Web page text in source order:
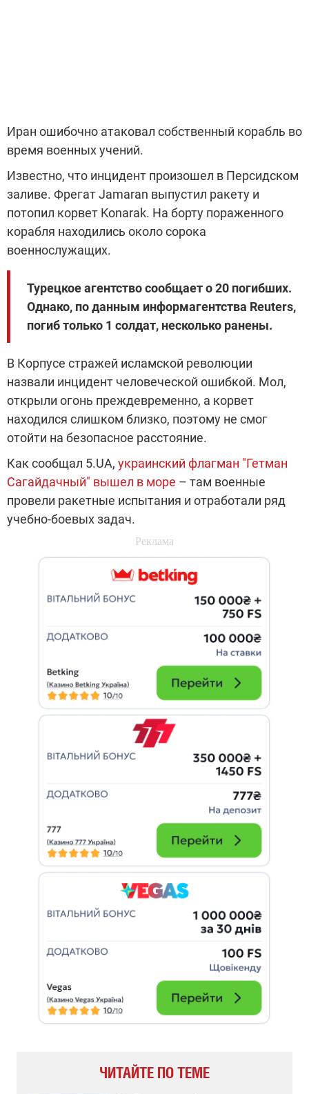
Иран ошибочно атаковал собственный корабль во
время военных учений.
Известно, что инцидент произошел в Персидском
заливе. Фрегат Jamaran выпустил ракету и
потопил корвет Konarak. На борту пораженного
корабля находились около сорока
военнослужащих.
Турецкое агентство сообщает о 20 погибших.
Однако, по данным информагентства Reuters,
погиб только 1 солдат, несколько ранены.
В Корпусе стражей исламской революции
назвали инцидент человеческой ошибкой. Мол,
открыли огонь преждевременно, а корвет
находился слишком близко, поэтому не смог
отойти на безопасное расстояние.
Как сообщал 5.UA, украинский флагман "Гетман
Сагайдачный" вышел в море – там военные
провели ракетные испытания и отработали ряд
учебно-боевых задач.
ЧИТАЙТЕ ПО ТЕМЕ